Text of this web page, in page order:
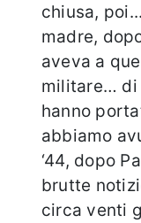
chiusa,
madre,
aveva a
militare… di
hanno
abbiamo
‘44, dopo
brutte
circa venti